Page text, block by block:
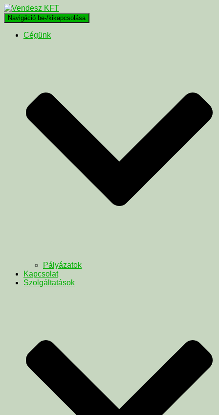
Navigáció be-/kikapcsolása
Cégünk
Pályázatok
Kapcsolat
Szolgáltatások